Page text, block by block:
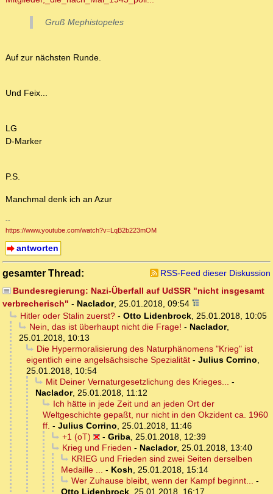
Gruß Mephistopeles
Auf zur nächsten Runde.
Und Feix...
LG
D-Marker
P.S.
Manchmal denk ich an Azur
--
https://www.youtube.com/watch?v=LqB2b223mOM
antworten
gesamter Thread:
RSS-Feed dieser Diskussion
Bundesregierung: Nazi-Überfall auf UdSSR "nicht insgesamt
verbrecherisch" - Naclador, 25.01.2018, 09:54
Hitler oder Stalin zuerst?- Otto Lidenbrock, 25.01.2018, 10:05
Nein, das ist überhaupt nicht die Frage! - Naclador,
25.01.2018, 10:13
Die Hypermoralisierung des Naturphänomens "Krieg" ist
eigentlich eine angelsächsische Spezialität - Julius Corrino,
25.01.2018, 10:54
Mit Deiner Vernaturgesetzlichung des Krieges... -
Naclador, 25.01.2018, 11:12
Ich hätte in jede Zeit und an jeden Ort der
Weltgeschichte gepaßt, nur nicht in den Okzident ca. 1960
ff. - Julius Corrino, 25.01.2018, 11:46
+1 (oT)
- Griba, 25.01.2018, 12:39
Krieg und Frieden - Naclador, 25.01.2018, 13:40
KRIEG und Frieden sind zwei Seiten derselben
Medaille ... - Kosh, 25.01.2018, 15:14
Wer Zuhause bleibt, wenn der Kampf beginnt... -
Otto Lidenbrock, 25.01.2018, 16:17